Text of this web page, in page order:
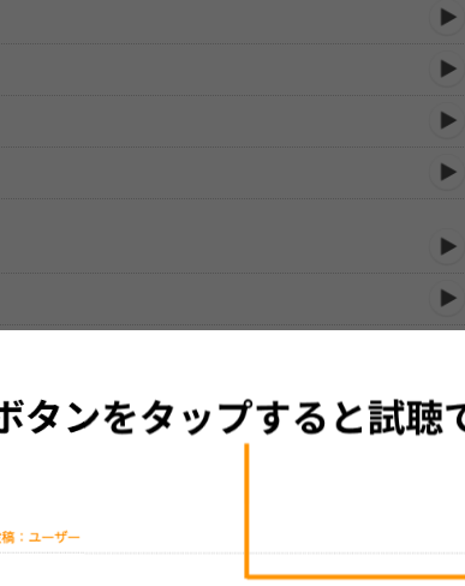
されませんので、あらかじめご了承ください。
サイト「